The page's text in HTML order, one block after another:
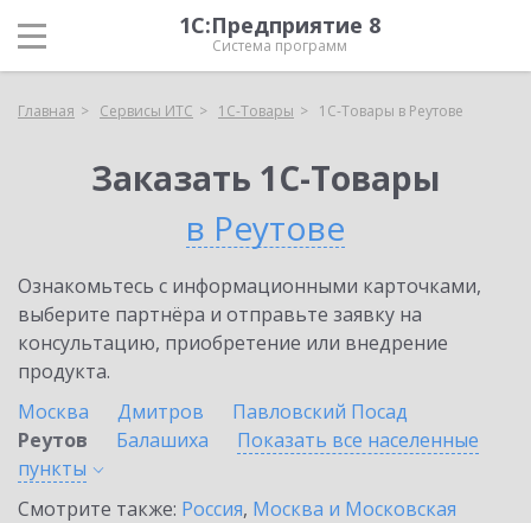
1С:Предприятие 8
Система программ
Главная Сервисы ИТС 1С-Товары 1С-Товары в Реутове
Заказать 1С-Товары
в Реутове
Ознакомьтесь с информационными карточками,
выберите партнёра и отправьте заявку на
консультацию, приобретение или внедрение
продукта.
Москва
Дмитров
Павловский Посад
Реутов
Балашиха
Показать все населенные
пункты
Смотрите также: Россия, Москва и Московская